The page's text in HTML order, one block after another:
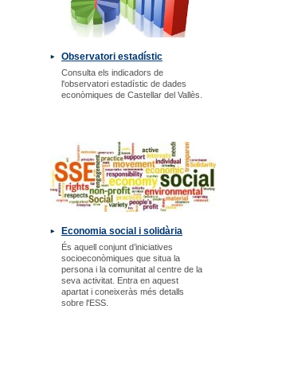
Observatori estadístic
Consulta els indicadors de
l'observatori estadístic de dades
econòmiques de Castellar del Vallès.
Economia social i solidària
És aquell conjunt d’iniciatives
socioeconòmiques que situa la
persona i la comunitat al centre de la
seva activitat. Entra en aquest
apartat i coneixeràs més detalls
sobre l'ESS.